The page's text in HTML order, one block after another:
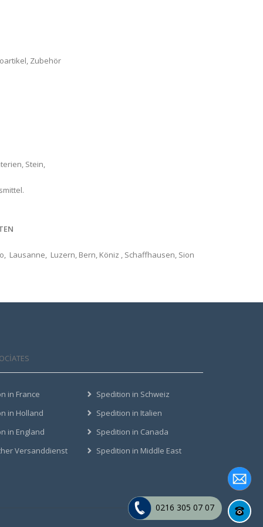
Zubehör
Stein,
Lausanne, ‎ Luzern‎, Bern, Köniz , Schaffhausen, Sion
in France
in Holland
in England
Versanddienst
Spedition in Schweiz
Spedition in Italien
Spedition in Canada
Spedition in Middle East
0216 305 07 07